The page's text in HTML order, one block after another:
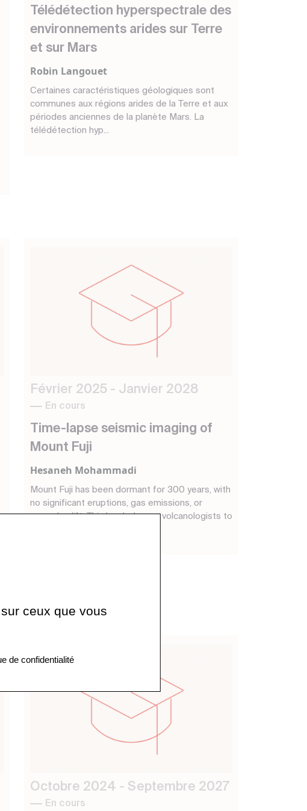
Télédétection hyperspectrale des
environnements arides sur Terre
et sur Mars
Robin Langouet
Certaines caractéristiques géologiques sont
communes aux régions arides de la Terre et aux
périodes anciennes de la planète Mars. La
télédétection hyp...
Février 2025 - Janvier 2028
En cours
Time-lapse seismic imaging of
Mount Fuji
Hesaneh Mohammadi
Mount Fuji has been dormant for 300 years, with
no significant eruptions, gas emissions, or
ground uplift. This has led many volcanologists to
Octobre 2024 - Septembre 2027
En cours
ceux que vous
de confidentialité